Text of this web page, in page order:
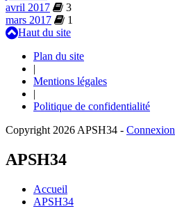
avril 2017
3
mars 2017
1
Haut du site
Plan du site
|
Mentions légales
|
Politique de confidentialité
Copyright 2026 APSH34 - Connexion
APSH34
Accueil
APSH34